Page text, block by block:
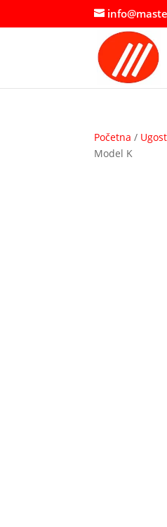
Početna /
Model K